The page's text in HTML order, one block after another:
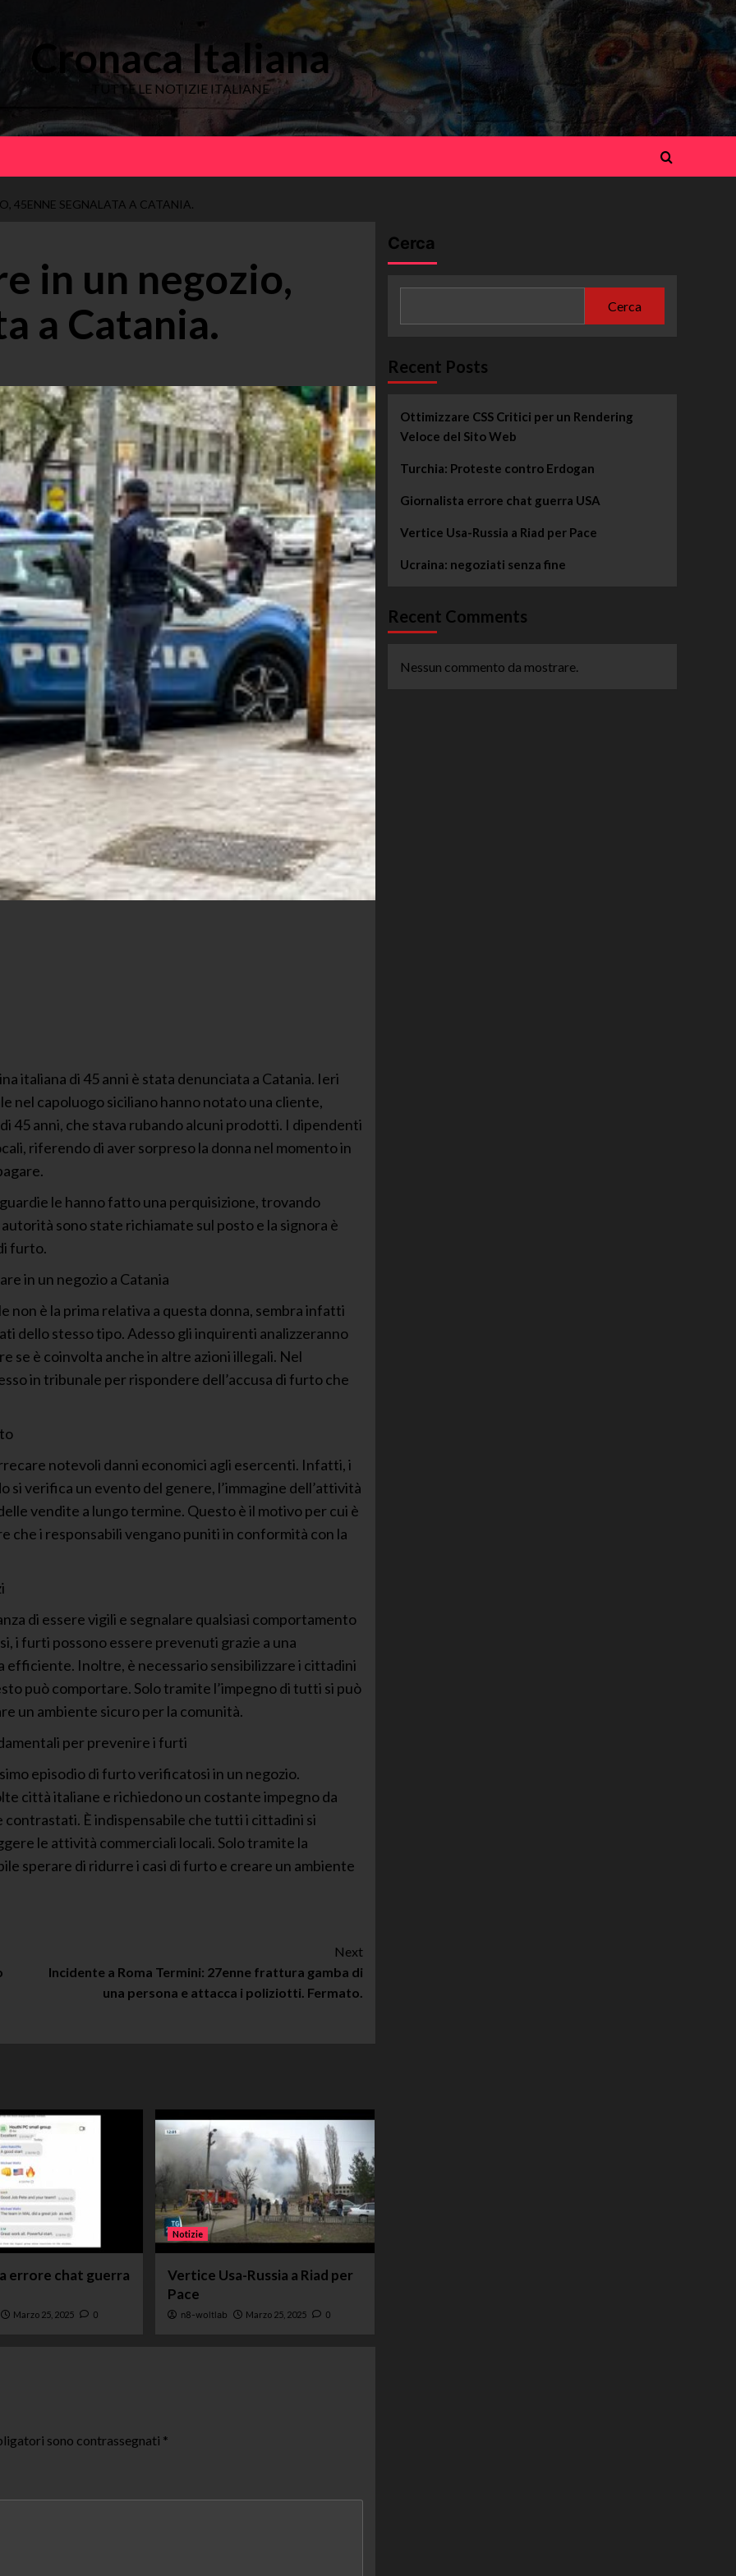
Cronaca Italiana
TUTTE LE NOTIZIE ITALIANE
45ENNE SEGNALATA A CATANIA.
in un negozio,
a Catania.
italiana di 45 anni è stata denunciata a Catania. Ieri
nel capoluogo siciliano hanno notato una cliente,
45 anni, che stava rubando alcuni prodotti. I dipendenti
riferendo di aver sorpreso la donna nel momento in
le hanno fatto una perquisizione, trovando
sono state richiamate sul posto e la signora è
furto.
in un negozio a Catania
è la prima relativa a questa donna, sembra infatti
dello stesso tipo. Adesso gli inquirenti analizzeranno
se è coinvolta anche in altre azioni illegali. Nel
in tribunale per rispondere dell’accusa di furto che
notevoli danni economici agli esercenti. Infatti, i
si verifica un evento del genere, l’immagine dell’attività
vendite a lungo termine. Questo è il motivo per cui è
che i responsabili vengano puniti in conformità con la
di essere vigili e segnalare qualsiasi comportamento
i furti possono essere prevenuti grazie a una
efficiente. Inoltre, è necessario sensibilizzare i cittadini
può comportare. Solo tramite l’impegno di tutti si può
un ambiente sicuro per la comunità.
per prevenire i furti
episodio di furto verificatosi in un negozio.
città italiane e richiedono un costante impegno da
È indispensabile che tutti i cittadini si
le attività commerciali locali. Solo tramite la
sperare di ridurre i casi di furto e creare un ambiente
Next
Incidente a Roma Termini: 27enne frattura gamba di
una persona e attacca i poliziotti. Fermato.
errore chat guerra
Marzo 25, 2025 0
Notizie
Vertice Usa-Russia a Riad per
Pace
n8-woltlab Marzo 25, 2025 0
sono contrassegnati *
Cerca
Cerca
Recent Posts
Ottimizzare CSS Critici per un Rendering
Veloce del Sito Web
Turchia: Proteste contro Erdogan
Giornalista errore chat guerra USA
Vertice Usa-Russia a Riad per Pace
Ucraina: negoziati senza fine
Recent Comments
Nessun commento da mostrare.